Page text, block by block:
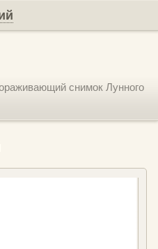
снимок Лунного